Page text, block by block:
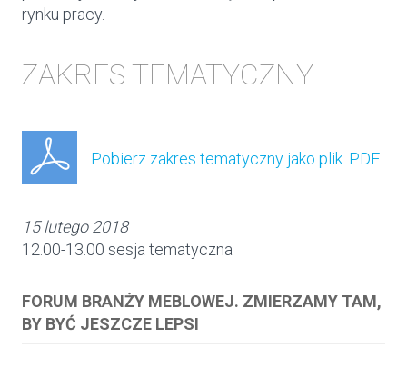
rynku pracy.
ZAKRES TEMATYCZNY
Pobierz zakres tematyczny jako plik .PDF
15 lutego 2018
12.00-13.00 sesja tematyczna
FORUM BRANŻY MEBLOWEJ. ZMIERZAMY TAM,
BY BYĆ JESZCZE LEPSI